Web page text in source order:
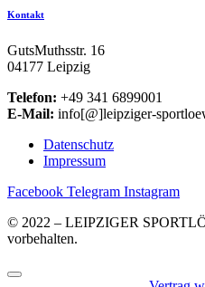
Kontakt
GutsMuthsstr. 16
04177 Leipzig
Telefon: +49 341 6899001
E-Mail: info[@]leipziger-
Datenschutz
Impressum
Facebook Telegram Instagram
© 2022 – LEIPZIGER
vorbehalten.